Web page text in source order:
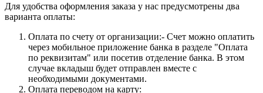
Для удобства оформления заказа у нас предусмотрены два
варианта оплаты:
Оплата по счету от организации:- Счет можно оплатить
через мобильное приложение банка в разделе "Оплата
по реквизитам" или посетив отделение банка. В этом
случае вкладыш будет отправлен вместе с
необходимыми документами.
Оплата переводом на карту: